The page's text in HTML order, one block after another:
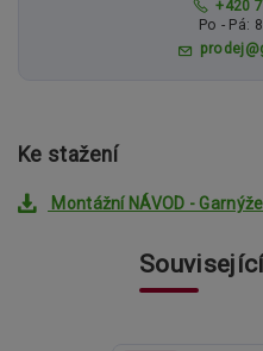
+420
Po - Pá:
Ke stažení
Montážní NÁVOD -